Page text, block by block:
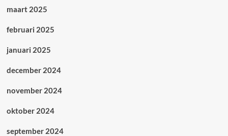
maart 2025
februari 2025
januari 2025
december 2024
november 2024
oktober 2024
september 2024